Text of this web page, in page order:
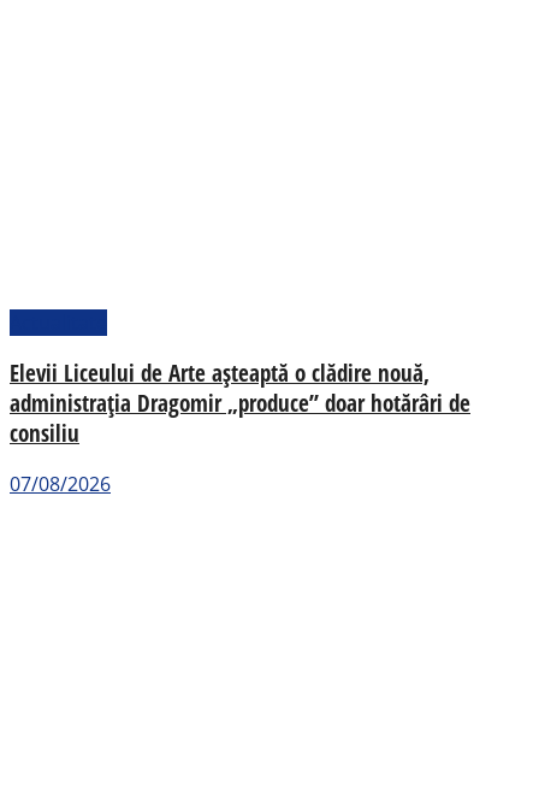
Elevii Liceului de Arte așteaptă o clădire nouă,
administrația Dragomir „produce” doar hotărâri de
consiliu
07/08/2026